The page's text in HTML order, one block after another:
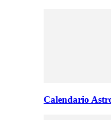
Calendario